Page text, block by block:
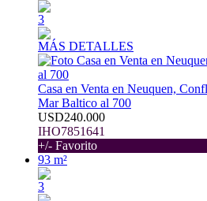
3
MÁS DETALLES
Casa en Venta en Neuquen,
Mar Baltico al 700
USD240.000
IHO7851641
+/- Favorito
93 m²
3